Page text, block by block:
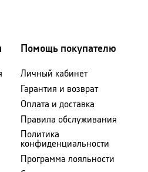
Помощь покупателю
Личный кабинет
Гарантия и возврат
Оплата и доставка
Правила обслуживания
Политика
конфиденциальности
Программа лояльности